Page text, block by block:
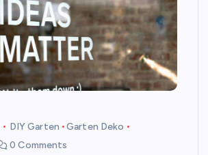
DIY Garten
Garten Deko
0 Comments